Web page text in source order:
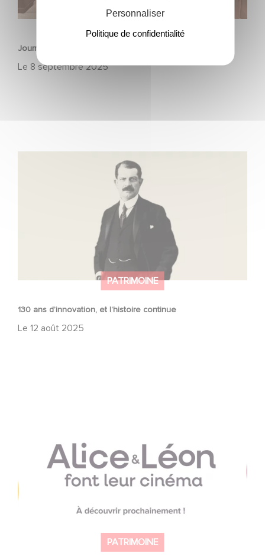
PATRIMOINE
Journées Européennes du Patrimoine 2025
Le 8 septembre 2025
PATRIMOINE
130 ans d’innovation, et l’histoire continue
Le 12 août 2025
130 ans d’innovation, et l’histoire continue
PATRIMOINE
Personnaliser
Politique de confidentialité